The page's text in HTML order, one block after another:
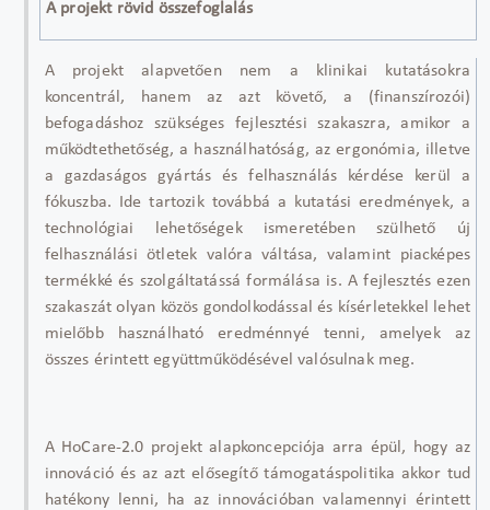
A projekt rövid összefoglalás
A projekt alapvetően nem a klinikai kutatásokra
koncentrál, hanem az azt követő, a (finanszírozói)
befogadáshoz szükséges fejlesztési szakaszra, amikor a
működtethetőség, a használhatóság, az ergonómia, illetve
a gazdaságos gyártás és felhasználás kérdése kerül a
fókuszba. Ide tartozik továbbá a kutatási eredmények, a
technológiai lehetőségek ismeretében szülhető új
felhasználási ötletek valóra váltása, valamint piacképes
termékké és szolgáltatássá formálása is. A fejlesztés ezen
szakaszát olyan közös gondolkodással és kísérletekkel lehet
mielőbb használható eredménnyé tenni, amelyek az
összes érintett együttműködésével valósulnak meg.
A HoCare-2.0 projekt alapkoncepciója arra épül, hogy az
innováció és az azt elősegítő támogatáspolitika akkor tud
hatékony lenni, ha az innovációban valamennyi érintett